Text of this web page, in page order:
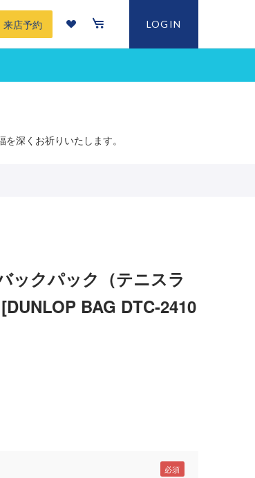
来店予約 LOGIN
深くお祈りいたします。
ックパック（テニスラ
BAG DTC-2410